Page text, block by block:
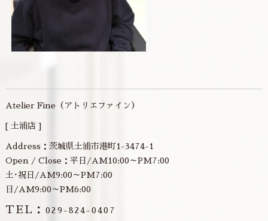
Atelier Fine（アトリエファイン）
[ 土浦店 ]
Address：茨城県土浦市港町1-3474-1
Open / Close：平日/AM10:00～PM7:00
土･祝日/AM9:00～PM7:00
日/AM9:00～PM6:00
TEL：029-824-0407